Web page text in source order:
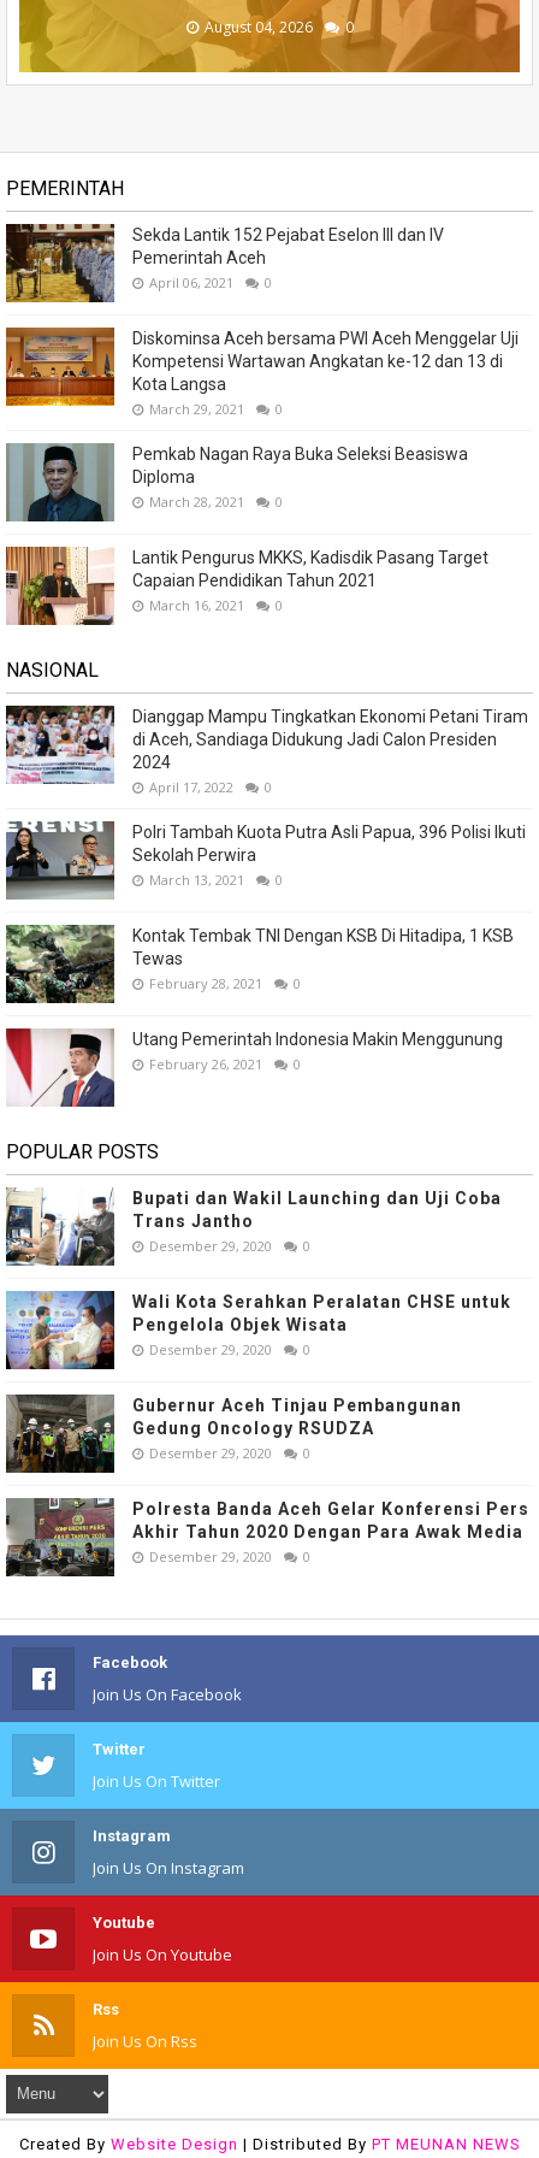
August 05, 2026 0
August 04, 2026 0
August 04, 2026 0
August 04, 2026 0
August 04, 2026 0
PEMERINTAH
Sekda Lantik 152 Pejabat Eselon III dan IV
Pemerintah Aceh
April 06, 2021 0
Diskominsa Aceh bersama PWI Aceh Menggelar Uji
Kompetensi Wartawan Angkatan ke-12 dan 13 di
Kota Langsa
March 29, 2021 0
Pemkab Nagan Raya Buka Seleksi Beasiswa
Diploma
March 28, 2021 0
Lantik Pengurus MKKS, Kadisdik Pasang Target
Capaian Pendidikan Tahun 2021
March 16, 2021 0
NASIONAL
Dianggap Mampu Tingkatkan Ekonomi Petani Tiram
di Aceh, Sandiaga Didukung Jadi Calon Presiden
2024
April 17, 2022 0
Polri Tambah Kuota Putra Asli Papua, 396 Polisi Ikuti
Sekolah Perwira
March 13, 2021 0
Kontak Tembak TNI Dengan KSB Di Hitadipa, 1 KSB
Tewas
February 28, 2021 0
Utang Pemerintah Indonesia Makin Menggunung
February 26, 2021 0
POPULAR POSTS
Bupati dan Wakil Launching dan Uji Coba
Trans Jantho
Desember 29, 2020 0
Wali Kota Serahkan Peralatan CHSE untuk
Pengelola Objek Wisata
Desember 29, 2020 0
Gubernur Aceh Tinjau Pembangunan
Gedung Oncology RSUDZA
Desember 29, 2020 0
Polresta Banda Aceh Gelar Konferensi Pers
Akhir Tahun 2020 Dengan Para Awak Media
Desember 29, 2020 0
Facebook
Join Us On Facebook
Twitter
Join Us On Twitter
Instagram
Join Us On Instagram
Youtube
Join Us On Youtube
Rss
Join Us On Rss
Created By Website Design | Distributed By PT MEUNAN NEWS